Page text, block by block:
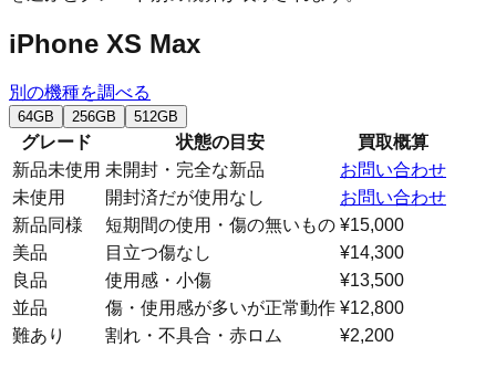
iPhone XS Max
別の機種を調べる
64GB 256GB 512GB
グレード 状態の目安
買取概算
新品未使用 未開封・完全な新品
お問い合わせ
未使用
開封済だが使用なし
お問い合わせ
新品同様
短期間の使用・傷の無いもの ¥15,000
美品
目立つ傷なし
¥14,300
良品
使用感・小傷
¥13,500
並品
傷・使用感が多いが正常動作 ¥12,800
難あり
割れ・不具合・赤ロム ¥2,200